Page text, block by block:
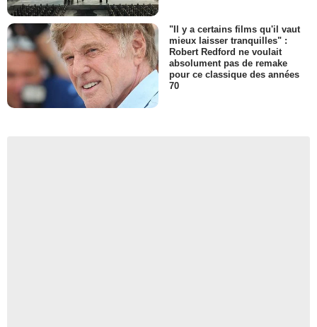
"Il y a certains films qu'il vaut
mieux laisser tranquilles" :
Robert Redford ne voulait
absolument pas de remake
pour ce classique des années
70